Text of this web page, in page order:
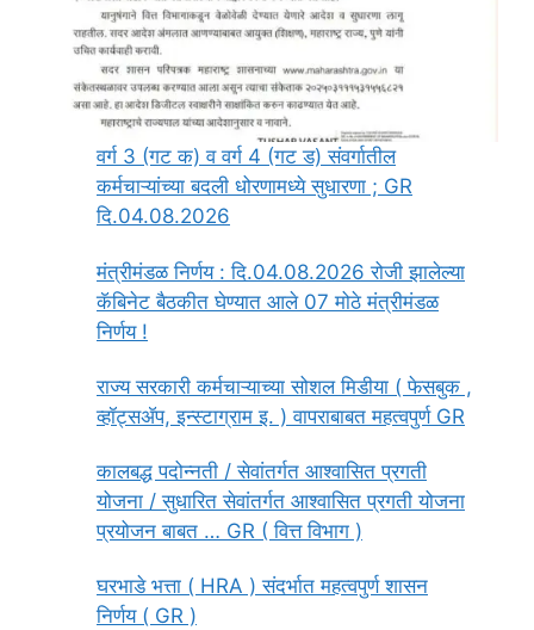
वर्ग 3 (गट क) व वर्ग 4 (गट ड) संवर्गातील
कर्मचाऱ्यांच्या बदली धोरणामध्ये सुधारणा ; GR
दि.04.08.2026
मंत्रीमंडळ निर्णय : दि.04.08.2026 रोजी झालेल्या
कॅबिनेट बैठकीत घेण्यात आले 07 मोठे मंत्रीमंडळ
निर्णय !
राज्य सरकारी कर्मचाऱ्याच्या सोशल मिडीया ( फेसबुक ,
व्हॉट्सॲप, इन्स्टाग्राम इ. ) वापराबाबत महत्वपुर्ण GR
कालबद्ध पदोन्नती / सेवांतर्गत आश्वासित प्रगती
योजना / सुधारित सेवांतर्गत आश्वासित प्रगती योजना
प्रयोजन बाबत … GR ( वित्त विभाग )
घरभाडे भत्ता ( HRA ) संदर्भात महत्वपुर्ण शासन
निर्णय ( GR )